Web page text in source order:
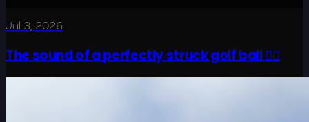
Jul 3, 2026
The sound of a perfectly struck golf ball 😮‍💨